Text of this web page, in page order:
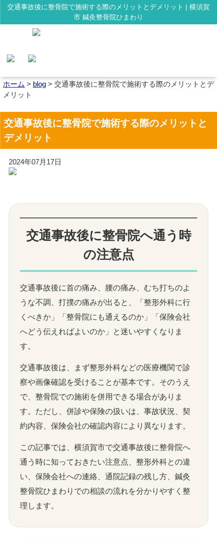
交通事故後に整骨院で施術する際のメリットとデメリット | 横須賀
市 鍼灸整骨院ひまわり
ホーム > blog > 交通事故後に整骨院で施術する際のメリットとデ
メリット
交通事故後に整骨院で施術する際のメリットと
デメリット
2024年07月17日
交通事故後に整骨院へ通う時
の注意点
交通事故後に首の痛み、腰の痛み、むち打ちのよ
うな不調、打撲の痛みが出ると、「整形外科に行
くべきか」「整骨院にも通えるのか」「保険会社
へどう伝えればよいのか」と迷いやすくなりま
す。
交通事故後は、まず整形外科などの医療機関で診
察や画像確認を受けることが基本です。そのうえ
で、整骨院での施術を併用できる場合がありま
す。ただし、併診や保険の扱いは、事故状況、契
約内容、保険会社の確認内容により異なります。
この記事では、横須賀市で交通事故後に整骨院へ
通う時に知っておきたい注意点、整形外科との違
い、保険会社への連絡、通院記録の残し方、鍼灸
整骨院ひまわりでの相談の流れを分かりやすく整
理します。